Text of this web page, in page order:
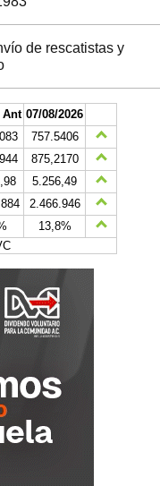
de rescatistas y
Ant 07/08/2026
757.5406
875,2170
5.256,49
2.466.946
13,8%